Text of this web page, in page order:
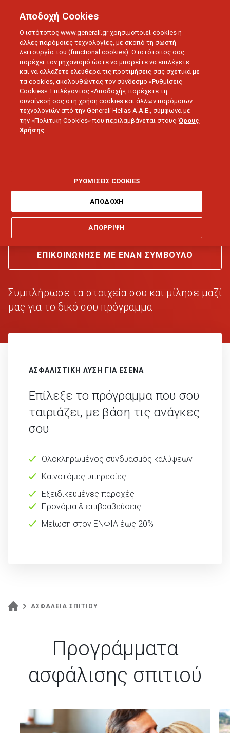
ΑσφάλειαΣπιτιού
Ολοκληρωμένες καλύψεις για πλήρη
προστασία
ΜΑΘΕ ΠΕΡΙΣΣΟΤΕΡΑ
ΕΠΙΚΟΙΝΩΝΗΣΕ ΜΕ ΕΝΑΝ ΣΥΜΒΟΥΛΟ
Συμπλήρωσε τα στοιχεία σου και μίλησε μαζί
μας για το δικό σου πρόγραμμα
ΑΣΦΑΛΙΣΤΙΚΗ ΛΥΣΗ ΓΙΑ ΕΣΕΝΑ
Επίλεξε το πρόγραμμα που σου
ταιριάζει, με βάση τις ανάγκες
σου
Ολοκληρωμένος συνδυασμός καλύψεων
Καινοτόμες υπηρεσίες
Εξειδικευμένες παροχές
Προνόμια & επιβραβεύσεις
Μείωση στον ΕΝΦΙΑ έως 20%
ΑΣΦΑΛΕΙΑ ΣΠΙΤΙΟΥ
Προγράμματα
ασφάλισης σπιτιού
Αποδοχή Cookies
Ο ιστότοπος www.generali.gr χρησιμοποιεί cookies ή
άλλες παρόμοιες τεχνολογίες, με σκοπό τη σωστή
λειτουργία του (functional cookies). Ο ιστότοπος σας
παρέχει τον μηχανισμό ώστε να μπορείτε να επιλέγετε
και να αλλάζετε ελεύθερα τις προτιμήσεις σας σχετικά με
τα cookies, ακολουθώντας τον σύνδεσμο «Ρυθμίσεις
Cookies». Επιλέγοντας «Αποδοχή», παρέχετε τη
συναίνεσή σας στη χρήση cookies και άλλων παρόμοιων
τεχνολογιών από την Generali Hellas A.A.E., σύμφωνα με
την «Πολιτική Cookies» που περιλαμβάνεται στους Όρους
Χρήσης
ΡΥΘΜΙΣΕΙΣ COOKIES
ΑΠΟΡΡΙΨΗ
ΑΠΟΔΟΧΗ